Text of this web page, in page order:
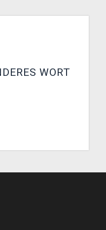
WORT